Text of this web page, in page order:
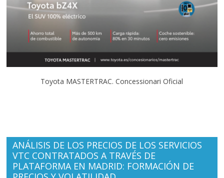
Toyota MASTERTRAC. Concessionari Oficial
ANÁLISIS DE LOS PRECIOS DE LOS SERVICIOS
VTC CONTRATADOS A TRAVÉS DE
PLATAFORMA EN MADRID: FORMACIÓN DE